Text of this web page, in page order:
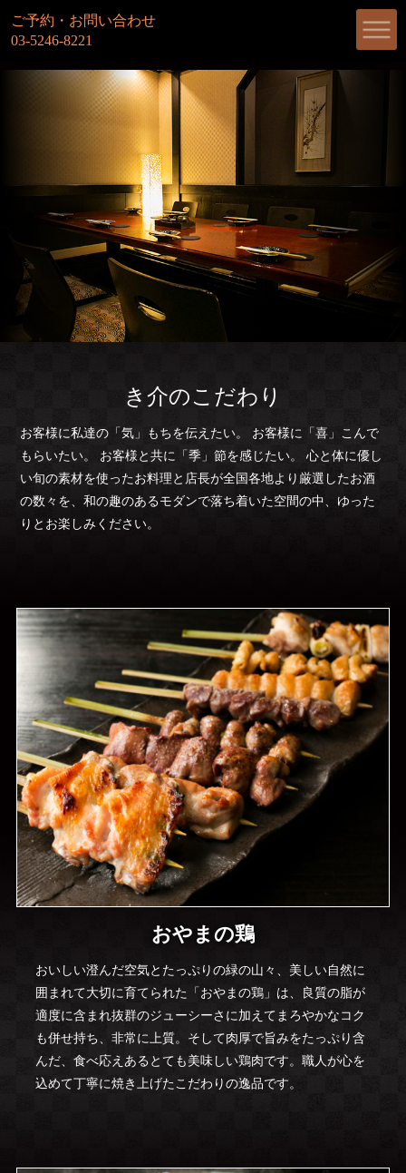
ご予約・お問い合わせ
03-5246-8221
き介のこだわり
お客様に私達の「気」もちを伝えたい。 お客様に「喜」こんで
もらいたい。 お客様と共に「季」節を感じたい。 心と体に優し
い旬の素材を使ったお料理と店長が全国各地より厳選したお酒
の数々を、和の趣のあるモダンで落ち着いた空間の中、ゆった
りとお楽しみください。
おやまの鶏
おいしい澄んだ空気とたっぷりの緑の山々、美しい自然に
囲まれて大切に育てられた「おやまの鶏」は、良質の脂が
適度に含まれ抜群のジューシーさに加えてまろやかなコク
も併せ持ち、非常に上質。そして肉厚で旨みをたっぷり含
んだ、食べ応えあるとても美味しい鶏肉です。職人が心を
込めて丁寧に焼き上げたこだわりの逸品です。